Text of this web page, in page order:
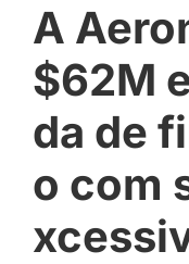
A
$62M
da de
o com